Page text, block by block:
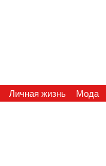
Личная жизнь Мода